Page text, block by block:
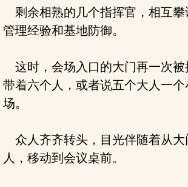
剩余相熟的几个指挥官，相互攀
管理经验和基地防御。
这时，会场入口的大门再一次被
带着六个人，或者说五个大人一
场。
众人齐齐转头，目光伴随着从大
人，移动到会议桌前。